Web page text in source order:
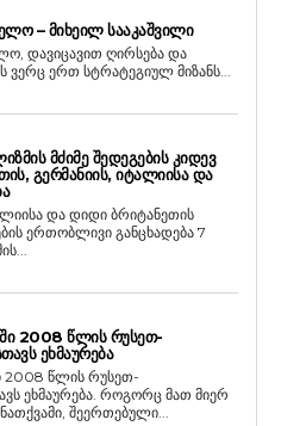
– ᲛᲘᲮᲔᲘᲚ ᲡᲐᲐᲙᲐᲨᲕᲘᲚᲘ
დავიცავით ღირსება და
ვერც ერთ სტრატეგიულ მიზანს...
ᲛᲫᲘᲛᲔ ᲨᲔᲓᲔᲒᲔᲑᲘᲡ ᲙᲘᲓᲔᲕ
ᲒᲔᲠᲛᲐᲜᲘᲘᲡ, ᲘᲢᲐᲚᲘᲘᲡᲐ ᲓᲐ
და დიდი ბრიტანეთის
ერთობლივი განცხადება 7
2008 ᲬᲚᲘᲡ ᲠᲣᲡᲔᲗ-
ᲔᲮᲛᲐᲣᲠᲔᲑᲐ
2008 წლის რუსეთ-
როგორც მათ მიერ
შეერთებული...